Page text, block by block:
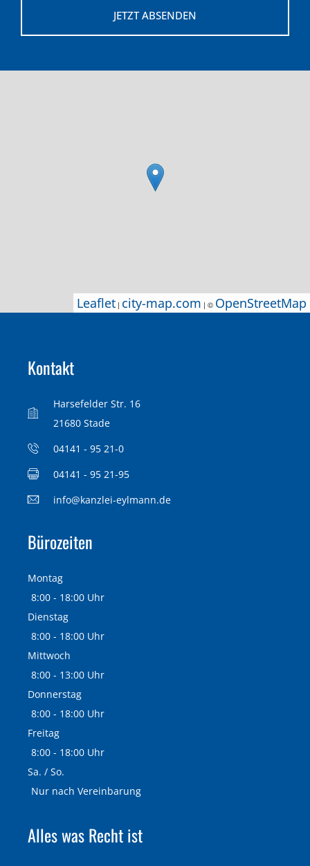
JETZT ABSENDEN
Leaflet | city-map.com | © OpenStreetMap
Leaflet | city-map.com | © OpenStreetMap
Kontakt
Harsefelder Str. 16
21680 Stade
04141 - 95 21-0
04141 - 95 21-95
info@kanzlei-eylmann.de
Bürozeiten
Montag
8:00 - 18:00 Uhr
Dienstag
8:00 - 18:00 Uhr
Mittwoch
8:00 - 13:00 Uhr
Donnerstag
8:00 - 18:00 Uhr
Freitag
8:00 - 18:00 Uhr
Sa. / So.
Nur nach Vereinbarung
Alles was Recht ist